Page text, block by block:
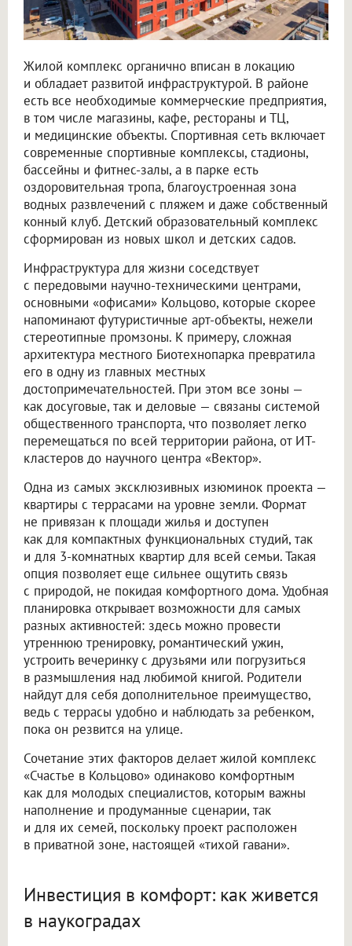
Жилой комплекс органично вписан в локацию
и обладает развитой инфраструктурой. В районе
есть все необходимые коммерческие предприятия,
в том числе магазины, кафе, рестораны и ТЦ,
и медицинские объекты. Спортивная сеть включает
современные спортивные комплексы, стадионы,
бассейны и фитнес-залы, а в парке есть
оздоровительная тропа, благоустроенная зона
водных развлечений с пляжем и даже собственный
конный клуб. Детский образовательный комплекс
сформирован из новых школ и детских садов.
Инфраструктура для жизни соседствует
с передовыми научно-техническими центрами,
основными «офисами» Кольцово, которые скорее
напоминают футуристичные арт-объекты, нежели
стереотипные промзоны. К примеру, сложная
архитектура местного Биотехнопарка превратила
его в одну из главных местных
достопримечательностей. При этом все зоны —
как досуговые, так и деловые — связаны системой
общественного транспорта, что позволяет легко
перемещаться по всей территории района, от ИТ-
кластеров до научного центра «Вектор».
Одна из самых эксклюзивных изюминок проекта —
квартиры с террасами на уровне земли. Формат
не привязан к площади жилья и доступен
как для компактных функциональных студий, так
и для 3-комнатных квартир для всей семьи. Такая
опция позволяет еще сильнее ощутить связь
с природой, не покидая комфортного дома. Удобная
планировка открывает возможности для самых
разных активностей: здесь можно провести
утреннюю тренировку, романтический ужин,
устроить вечеринку с друзьями или погрузиться
в размышления над любимой книгой. Родители
найдут для себя дополнительное преимущество,
ведь с террасы удобно и наблюдать за ребенком,
пока он резвится на улице.
Сочетание этих факторов делает жилой комплекс
«Счастье в Кольцово» одинаково комфортным
как для молодых специалистов, которым важны
наполнение и продуманные сценарии, так
и для их семей, поскольку проект расположен
в приватной зоне, настоящей «тихой гавани».
Инвестиция в комфорт: как живется
в наукоградах